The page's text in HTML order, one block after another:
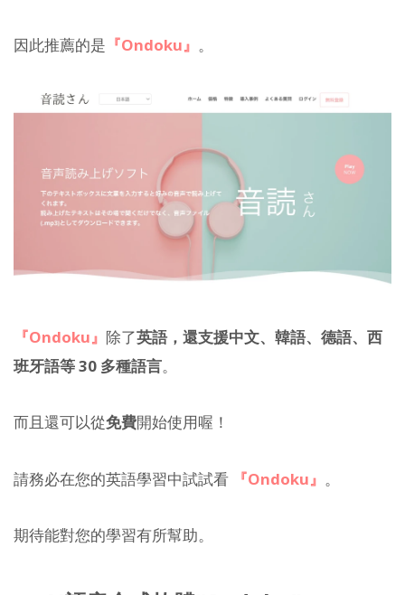
因此推薦的是 『Ondoku』 。
『Ondoku』 除了英語，還支援中文、韓語、德語、西
班牙語等 30 多種語言。
而且還可以從免費開始使用喔！
請務必在您的英語學習中試試看 『Ondoku』 。
期待能對您的學習有所幫助。